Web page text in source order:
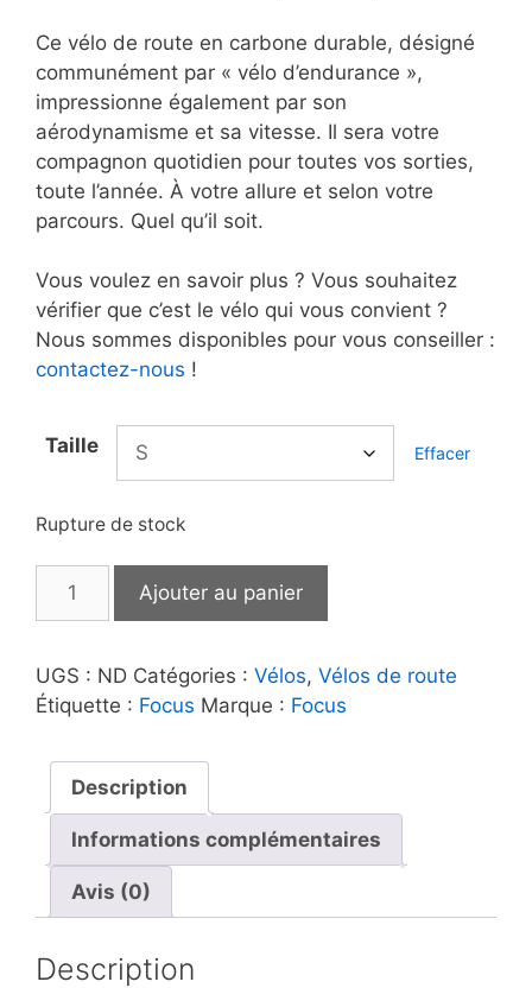
Ce vélo de route en carbone durable, désigné
communément par « vélo d’endurance »,
impressionne également par son
aérodynamisme et sa vitesse. Il sera votre
compagnon quotidien pour toutes vos sorties,
toute l’année. À votre allure et selon votre
parcours. Quel qu’il soit.
Vous voulez en savoir plus ? Vous souhaitez
vérifier que c’est le vélo qui vous convient ?
Nous sommes disponibles pour vous conseiller :
contactez-nous !
Taille Effacer
Rupture de stock
quantité
|
Paralane
Ajouter au panier
UGS : ND Catégories : Vélos, Vélos de route
Étiquette : Focus Marque : Focus
Description
Informations complémentaires
Avis (0)
Description